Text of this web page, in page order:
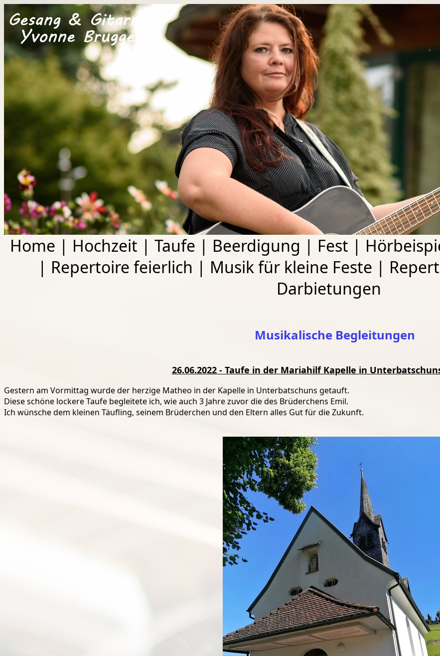
Home | Hochzeit | Taufe | Beerdigung | Fest |
| Repertoire feierlich | Musik für kleine Feste |
Darbietungen
Musikalische Begleitungen
26.06.2022 - Taufe in der Mariahilf Kapelle in
Gestern am Vormittag wurde der herzige Matheo in der Kapelle in Unterbatschuns getauft.
Diese schöne lockere Taufe begleitete ich, wie auch 3 Jahre zuvor die des Brüderchens Emil.
Ich wünsche dem kleinen Täufling, seinem Brüderchen und den Eltern alles Gut für die Zukunft.